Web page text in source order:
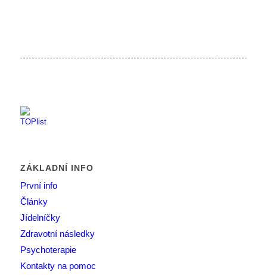
ZÁKLADNÍ INFO
První info
Články
Jídelníčky
Zdravotní následky
Psychoterapie
Kontakty na pomoc